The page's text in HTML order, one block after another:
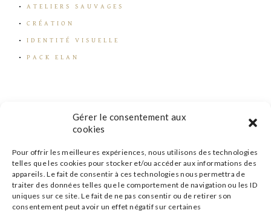
Gérer le consentement aux
cookies
Pour offrir les meilleures expériences, nous utilisons des technologies
telles que les cookies pour stocker et/ou accéder aux informations des
appareils. Le fait de consentir à ces technologies nous permettra de
traiter des données telles que le comportement de navigation ou les ID
uniques sur ce site. Le fait de ne pas consentir ou de retirer son
consentement peut avoir un effet négatif sur certaines
ATELIERS SAUVAGES
CRÉATION
IDENTITÉ VISUELLE
PACK ELAN